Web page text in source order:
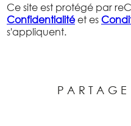
Ce site est protégé par
Confidentialitéet es
s'appliquent.